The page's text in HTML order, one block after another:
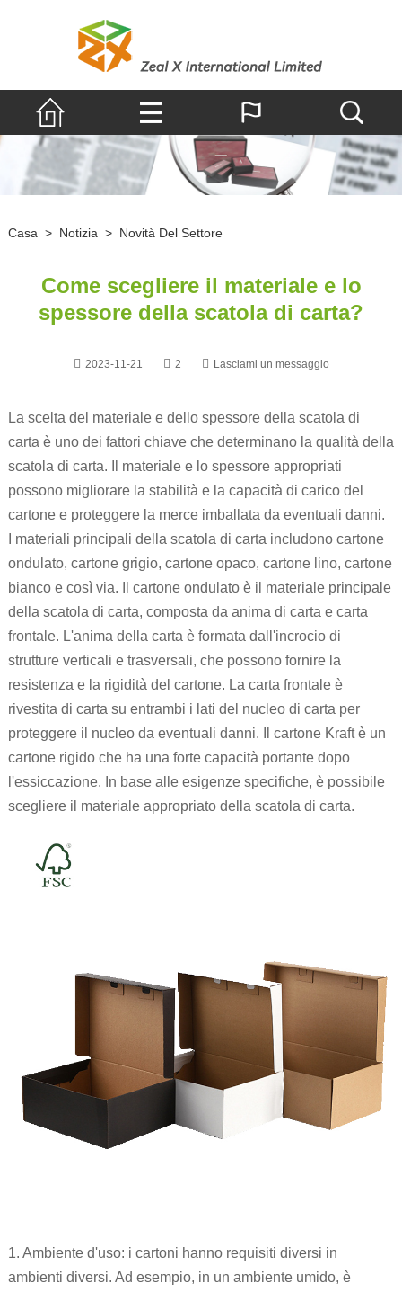
Casa > Notizia > Novità Del Settore
Come scegliere il materiale e lo
spessore della scatola di carta?
2023-11-21 2 Lasciami un messaggio
La scelta del materiale e dello spessore della scatola di
carta è uno dei fattori chiave che determinano la qualità della
scatola di carta. Il materiale e lo spessore appropriati
possono migliorare la stabilità e la capacità di carico del
cartone e proteggere la merce imballata da eventuali danni.
I materiali principali della scatola di carta includono cartone
ondulato, cartone grigio, cartone opaco, cartone lino, cartone
bianco e così via. Il cartone ondulato è il materiale principale
della scatola di carta, composta da anima di carta e carta
frontale. L'anima della carta è formata dall'incrocio di
strutture verticali e trasversali, che possono fornire la
resistenza e la rigidità del cartone. La carta frontale è
rivestita di carta su entrambi i lati del nucleo di carta per
proteggere il nucleo da eventuali danni. Il cartone Kraft è un
cartone rigido che ha una forte capacità portante dopo
l'essiccazione. In base alle esigenze specifiche, è possibile
scegliere il materiale appropriato della scatola di carta.
1. Ambiente d'uso: i cartoni hanno requisiti diversi in
ambienti diversi. Ad esempio, in un ambiente umido, è